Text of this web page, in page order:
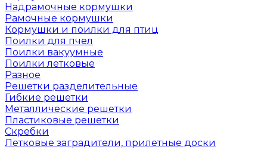
Надрамочные кормушки
Рамочные кормушки
Кормушки и поилки для птиц
Поилки для пчел
Поилки вакуумные
Поилки летковые
Разное
Решетки разделительные
Гибкие решетки
Металлические решетки
Пластиковые решетки
Скребки
Летковые заградители, прилетные доски